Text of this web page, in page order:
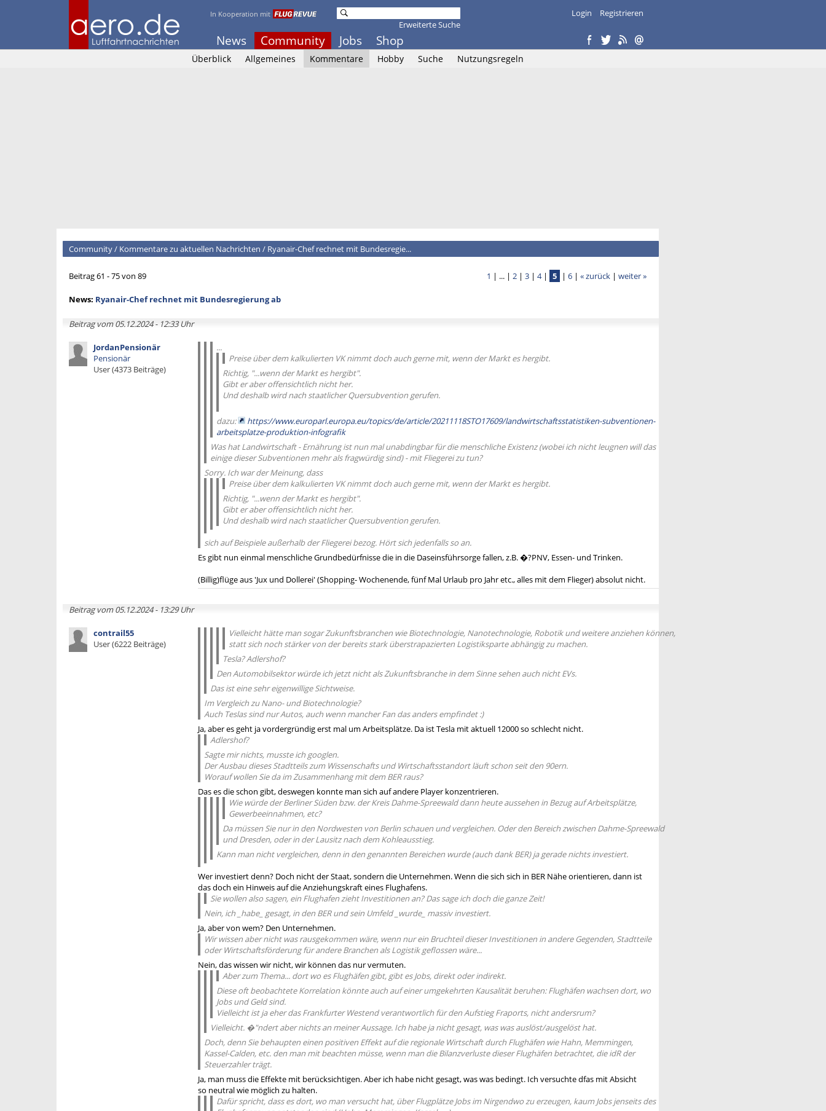
In Kooperation mit
News Community Jobs Shop
Erweiterte Suche
Login Registrieren
Überblick Allgemeines Kommentare Hobby Suche Nutzungsregeln
Community/ Kommentare zu aktuellen Nachrichten / Ryanair-Chef rechnet mit Bundesregie...
Beitrag 61 - 75 von 89 1 | ... | 2 | 3 | 4| 5 | 6 | « zurück | weiter »
News: Ryanair-Chef rechnet mit Bundesregierung ab
Beitrag vom 05.12.2024 - 12:33 Uhr
JordanPensionär
Pensionär
User (4373 Beiträge)
...
Preise über dem kalkulierten VK nimmt doch auch gerne mit, wenn der Markt es hergibt.
Richtig, "...wenn der Markt es hergibt".
Gibt er aber offensichtlich nicht her.
Und deshalb wird nach staatlicher Quersubvention gerufen.
dazu:
https://www.europarl.europa.eu/topics/de/article/20211118STO17609/landwirtschaftsstatistiken-subventionen-
arbeitsplatze-produktion-infografik
Was hat Landwirtschaft - Ernährung ist nun mal unabdingbar für die menschliche Existenz (wobei ich nicht leugnen will das
einige dieser Subventionen mehr als fragwürdig sind) - mit Fliegerei zu tun?
Sorry. Ich war der Meinung, dass
Preise über dem kalkulierten VK nimmt doch auch gerne mit, wenn der Markt es hergibt.
Richtig, "...wenn der Markt es hergibt".
Gibt er aber offensichtlich nicht her.
Und deshalb wird nach staatlicher Quersubvention gerufen.
sich auf Beispiele außerhalb der Fliegerei bezog. Hört sich jedenfalls so an.
Es gibt nun einmal menschliche Grundbedürfnisse die in die Daseinsführsorge fallen, z.B. �?PNV, Essen- und Trinken.
(Billig)flüge aus 'Jux und Dollerei' (Shopping- Wochenende, fünf Mal Urlaub pro Jahr etc., alles mit dem Flieger) absolut nicht.
Beitrag vom 05.12.2024 - 13:29 Uhr
contrail55
User (6222 Beiträge)
Vielleicht hätte man sogar Zukunftsbranchen wie Biotechnologie, Nanotechnologie, Robotik und weitere anziehen können,
statt sich noch stärker von der bereits stark überstrapazierten Logistiksparte abhängig zu machen.
Tesla? Adlershof?
Den Automobilsektor würde ich jetzt nicht als Zukunftsbranche in dem Sinne sehen auch nicht EVs.
Das ist eine sehr eigenwillige Sichtweise.
Im Vergleich zu Nano- und Biotechnologie?
Auch Teslas sind nur Autos, auch wenn mancher Fan das anders empfindet :)
Ja, aber es geht ja vordergründig erst mal um Arbeitsplätze. Da ist Tesla mit aktuell 12000 so schlecht nicht.
Adlershof?
Sagte mir nichts, musste ich googlen.
Der Ausbau dieses Stadtteils zum Wissenschafts und Wirtschaftsstandort läuft schon seit den 90ern.
Worauf wollen Sie da im Zusammenhang mit dem BER raus?
Das es die schon gibt, deswegen konnte man sich auf andere Player konzentrieren.
Wie würde der Berliner Süden bzw. der Kreis Dahme-Spreewald dann heute aussehen in Bezug auf Arbeitsplätze,
Gewerbeeinnahmen, etc?
Da müssen Sie nur in den Nordwesten von Berlin schauen und vergleichen. Oder den Bereich zwischen Dahme-Spreewald
und Dresden, oder in der Lausitz nach dem Kohleausstieg.
Kann man nicht vergleichen, denn in den genannten Bereichen wurde (auch dank BER) ja gerade nichts investiert.
Wer investiert denn? Doch nicht der Staat, sondern die Unternehmen. Wenn die sich sich in BER Nähe orientieren, dann ist
das doch ein Hinweis auf die Anziehungskraft eines Flughafens.
Sie wollen also sagen, ein Flughafen zieht Investitionen an? Das sage ich doch die ganze Zeit!
Nein, ich _habe_ gesagt, in den BER und sein Umfeld _wurde_ massiv investiert.
Ja, aber von wem? Den Unternehmen.
Wir wissen aber nicht was rausgekommen wäre, wenn nur ein Bruchteil dieser Investitionen in andere Gegenden, Stadtteile
oder Wirtschaftsförderung für andere Branchen als Logistik geflossen wäre...
Nein, das wissen wir nicht, wir können das nur vermuten.
Aber zum Thema... dort wo es Flughäfen gibt, gibt es Jobs, direkt oder indirekt.
Diese oft beobachtete Korrelation könnte auch auf einer umgekehrten Kausalität beruhen: Flughäfen wachsen dort, wo
Jobs und Geld sind.
Vielleicht ist ja eher das Frankfurter Westend verantwortlich für den Aufstieg Fraports, nicht andersrum?
Vielleicht. �"ndert aber nichts an meiner Aussage. Ich habe ja nicht gesagt, was was auslöst/ausgelöst hat.
Doch, denn Sie behaupten einen positiven Effekt auf die regionale Wirtschaft durch Flughäfen wie Hahn, Memmingen,
Kassel-Calden, etc. den man mit beachten müsse, wenn man die Bilanzverluste dieser Flughäfen betrachtet, die idR der
Steuerzahler trägt.
Ja, man muss die Effekte mit berücksichtigen. Aber ich habe nicht gesagt, was was bedingt. Ich versuchte dfas mit Absicht
so neutral wie möglich zu halten.
Dafür spricht, dass es dort, wo man versucht hat, über Flugplätze Jobs im Nirgendwo zu erzeugen, kaum Jobs jenseits des